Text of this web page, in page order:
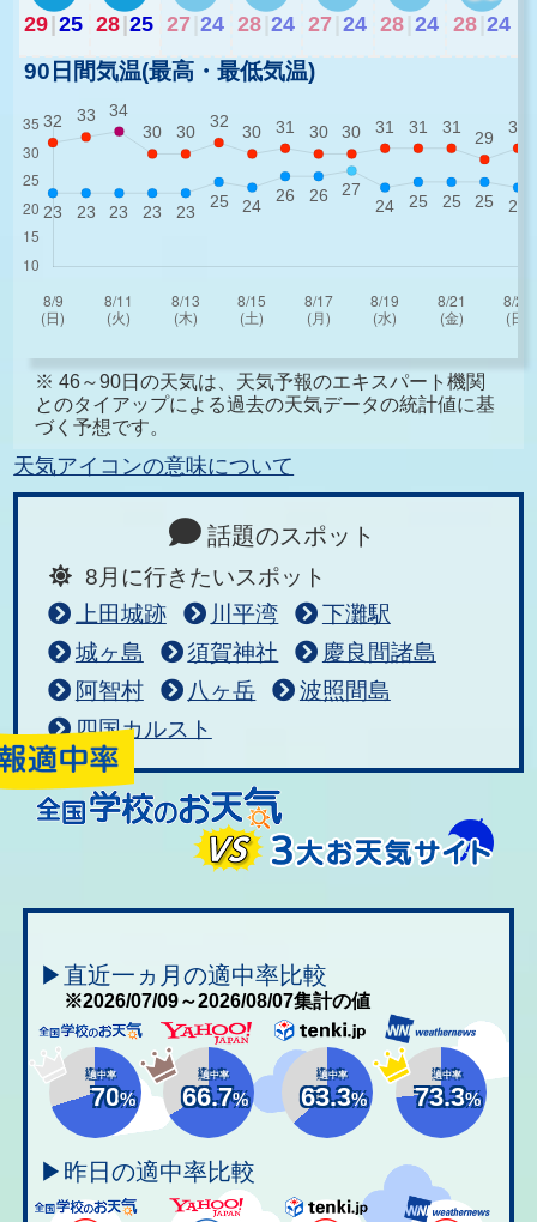
29|25 28|25 27 24 28 24 27 24 28 24 28 24
90日間気温(最高・最低気温)
※ 46～90日の天気は、天気予報のエキスパート機関
とのタイアップによる過去の天気データの統計値に基
づく予想です。
天気アイコンの意味について
話題のスポット
8月に行きたいスポット
上田城跡
川平湾
下灘駅
城ヶ島
須賀神社
慶良間諸島
阿智村
八ヶ岳
波照間島
四国カルスト
▶直近一ヵ月の適中率比較
※2026/07/09～2026/08/07集計の値
適中率
70%
適中率
66.7%
適中率
63.3%
適中率
73.3%
▶昨日の適中率比較